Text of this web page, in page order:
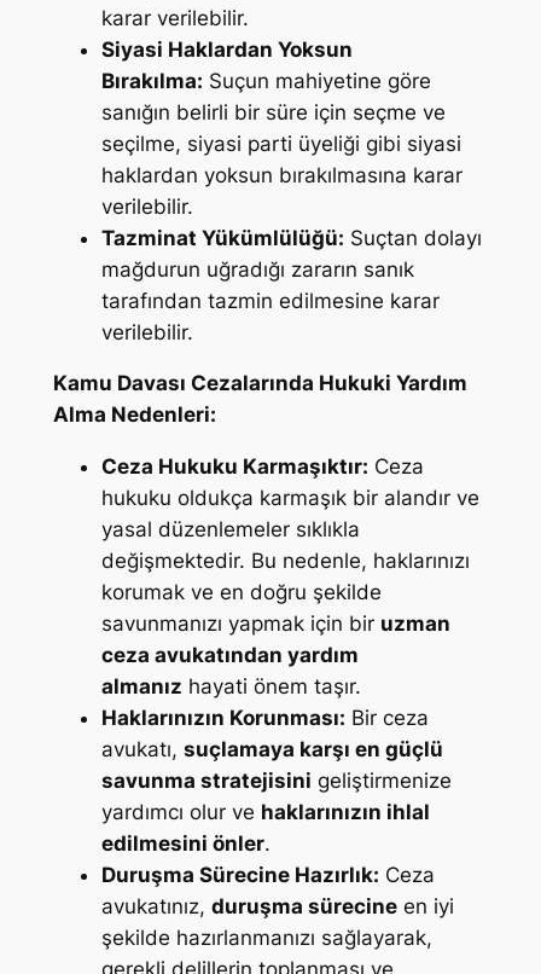
karar verilebilir.
Siyasi Haklardan Yoksun
Bırakılma: Suçun mahiyetine göre
sanığın belirli bir süre için seçme ve
seçilme, siyasi parti üyeliği gibi siyasi
haklardan yoksun bırakılmasına karar
verilebilir.
Tazminat Yükümlülüğü: Suçtan dolayı
mağdurun uğradığı zararın sanık
tarafından tazmin edilmesine karar
verilebilir.
Kamu Davası Cezalarında Hukuki Yardım
Alma Nedenleri:
Ceza Hukuku Karmaşıktır: Ceza
hukuku oldukça karmaşık bir alandır ve
yasal düzenlemeler sıklıkla
değişmektedir. Bu nedenle, haklarınızı
korumak ve en doğru şekilde
savunmanızı yapmak için bir uzman
ceza avukatından yardım
almanız hayati önem taşır.
Haklarınızın Korunması: Bir ceza
avukatı, suçlamaya karşı en güçlü
savunma stratejisini geliştirmenize
yardımcı olur ve haklarınızın ihlal
edilmesini önler.
Duruşma Sürecine Hazırlık: Ceza
avukatınız, duruşma sürecineen iyi
şekilde hazırlanmanızı sağlayarak,